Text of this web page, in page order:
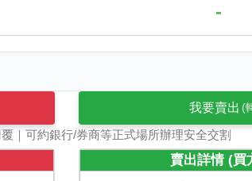
-
我要賣出 (
｜可約銀行/券商等正式場所辦理安全交割
賣出詳情 (買